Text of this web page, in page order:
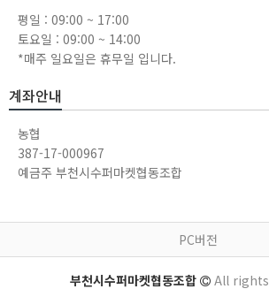
평일 : 09:00 ~ 17:00
토요일 : 09:00 ~ 14:00
*매주 일요일은 휴무일 입니다.
계좌안내
농협
387-17-000967
예금주 부천시수퍼마켓협동조합
PC버전
부천시수퍼마켓협동조합 All